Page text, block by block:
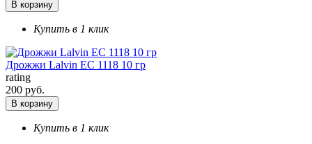
В корзину
Купить в 1 клик
Дрожжи Lalvin EC 1118 10 гр
rating
200 руб.
В корзину
Купить в 1 клик